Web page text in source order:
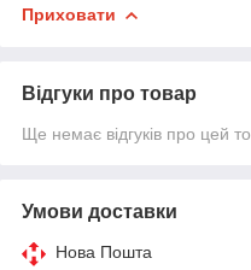
Приховати
Відгуки про товар
Ще немає відгуків про цей
Умови доставки
Нова Пошта